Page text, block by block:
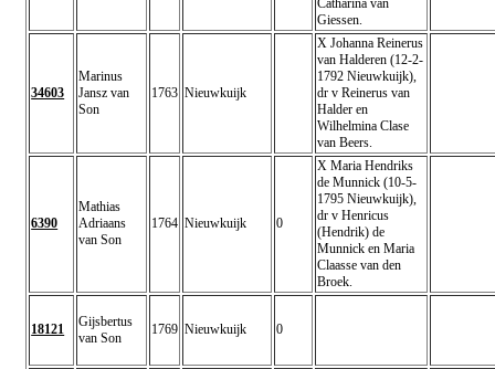
Catharina van
Giessen.
34603
Marinus
Jansz van
Son
1763 Nieuwkuijk
X Johanna Reinerus
van Halderen (12-2-
1792 Nieuwkuijk),
dr v Reinerus van
Halder en
Wilhelmina Clase
van Beers.
6390
Mathias
Adriaans
van Son
1764 Nieuwkuijk 0
X Maria Hendriks
de Munnick (10-5-
1795 Nieuwkuijk),
dr v Henricus
(Hendrik) de
Munnick en Maria
Claasse van den
Broek.
18121
Gijsbertus
van Son
1769 Nieuwkuijk 0